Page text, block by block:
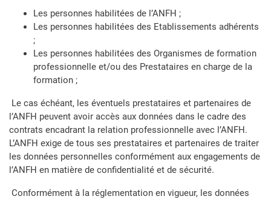
Les personnes habilitées de l’ANFH ;
Les personnes habilitées des Etablissements adhérents
;
Les personnes habilitées des Organismes de formation
professionnelle et/ou des Prestataires en charge de la
formation ;
Le cas échéant, les éventuels prestataires et partenaires de
l’ANFH peuvent avoir accès aux données dans le cadre des
contrats encadrant la relation professionnelle avec l’ANFH.
L’ANFH exige de tous ses prestataires et partenaires de traiter
les données personnelles conformément aux engagements de
l’ANFH en matière de confidentialité et de sécurité.
Conformément à la réglementation en vigueur, les données